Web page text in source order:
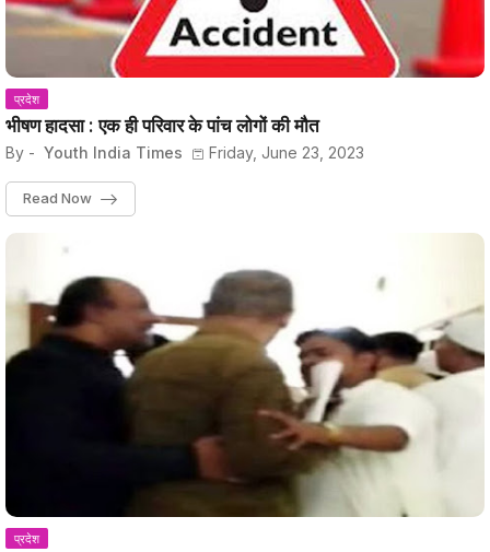
प्रदेश
भीषण हादसा : एक ही परिवार के पांच लोगों की मौत
By - Youth India Times Friday, June 23, 2023
Read Now
प्रदेश